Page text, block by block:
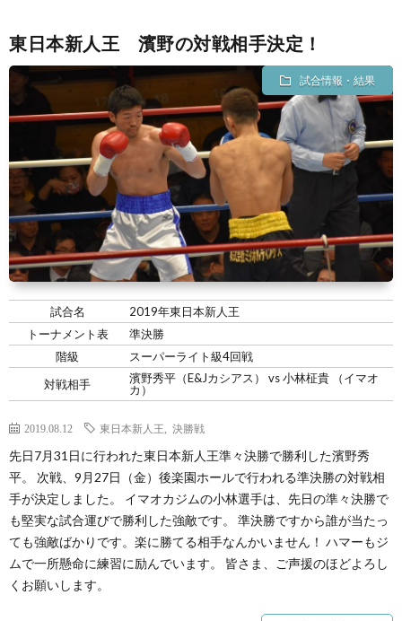
東日本新人王 濱野の対戦相手決定！
試合情報・結果
試合名
2019年東日本新人王
トーナメント表
準決勝
階級
スーパーライト級4回戦
対戦相手
濱野秀平（E&Jカシアス） vs 小林柾貴 （イマオ
カ）
2019.08.12 東日本新人王 決勝戦
先日7月31日に行われた東日本新人王準々決勝で勝利した濱野秀
平。 次戦、9月27日（金）後楽園ホールで行われる準決勝の対戦相
手が決定しました。 イマオカジムの小林選手は、先日の準々決勝で
も堅実な試合運びで勝利した強敵です。 準決勝ですから誰が当たっ
ても強敵ばかりです。楽に勝てる相手なんかいません！ ハマーもジ
ムで一所懸命に練習に励んでいます。 皆さま、ご声援のほどよろし
くお願いします。